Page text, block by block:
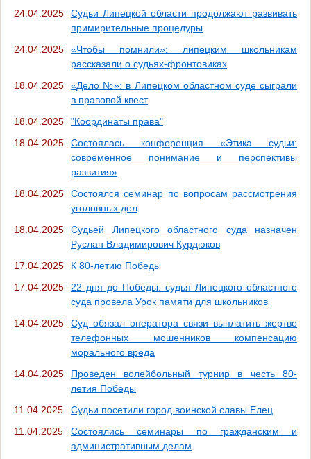
24.04.2025
Судьи Липецкой области продолжают развивать
примирительные процедуры
24.04.2025
«Чтобы помнили»: липецким школьникам
рассказали о судьях-фронтовиках
18.04.2025
«Дело №»: в Липецком областном суде сыграли
в правовой квест
18.04.2025
"Координаты права"
18.04.2025
Состоялась конференция «Этика судьи:
современное понимание и перспективы
развития»
18.04.2025
Состоялся семинар по вопросам рассмотрения
уголовных дел
18.04.2025
Судьей Липецкого областного суда назначен
Руслан Владимирович Курдюков
17.04.2025
К 80-летию Победы
17.04.2025
22 дня до Победы: судья Липецкого областного
суда провела Урок памяти для школьников
14.04.2025
Суд обязал оператора связи выплатить жертве
телефонных мошенников компенсацию
морального вреда
14.04.2025
Проведен волейбольный турнир в честь 80-
летия Победы
11.04.2025
Судьи посетили город воинской славы Елец
11.04.2025
Состоялись семинары по гражданским и
административным делам